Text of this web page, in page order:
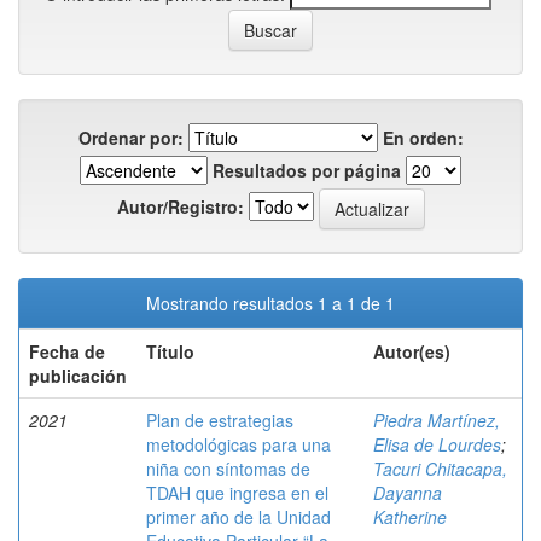
Ordenar por:
En orden:
Resultados por página
Autor/Registro:
Mostrando resultados 1 a 1 de 1
Fecha de
publicación
Título Autor(es)
2021
Plan de estrategias
metodológicas para una
niña con síntomas de
TDAH que ingresa en el
primer año de la Unidad
Piedra Martínez,
Elisa de Lourdes;
Tacuri Chitacapa,
Dayanna
Katherine